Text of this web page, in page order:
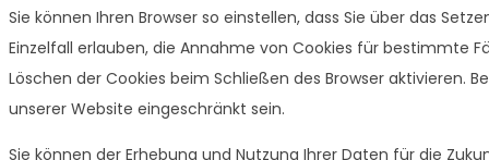
Sie können Ihren Browser so einstellen, dass Sie über das
Einzelfall erlauben, die Annahme von Cookies für bestimmte
Löschen der Cookies beim Schließen des Browser aktivieren.
unserer Website eingeschränkt sein.
Sie können der Erhebung und Nutzung Ihrer Daten für die